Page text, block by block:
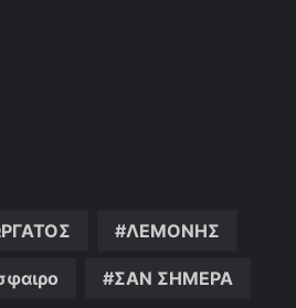
ΛΕΜΟΝΗΣ
ΣΑΝ ΣΗΜΕΡΑ